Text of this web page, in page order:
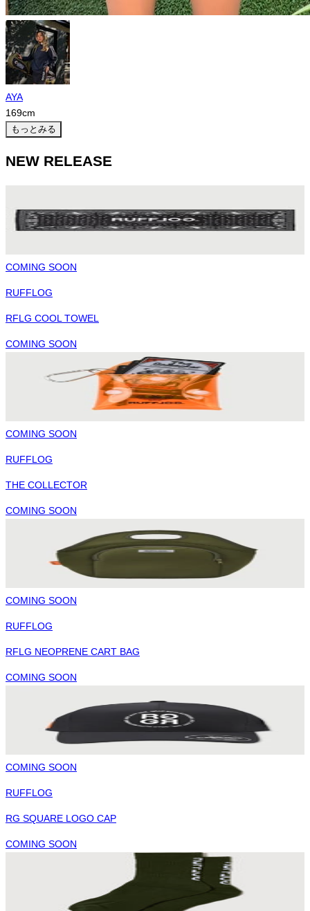
AYA
169cm
もっとみる
NEW RELEASE
COMING SOON
RUFFLOG
RFLG COOL TOWEL
COMING SOON
COMING SOON
RUFFLOG
THE COLLECTOR
COMING SOON
COMING SOON
RUFFLOG
RFLG NEOPRENE CART BAG
COMING SOON
COMING SOON
RUFFLOG
RG SQUARE LOGO CAP
COMING SOON